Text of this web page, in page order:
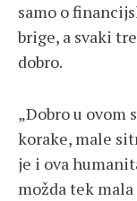
samo o
brige, a svaki
dobro.
„Dobro u ovom
korake, male
je i ova
možda tek